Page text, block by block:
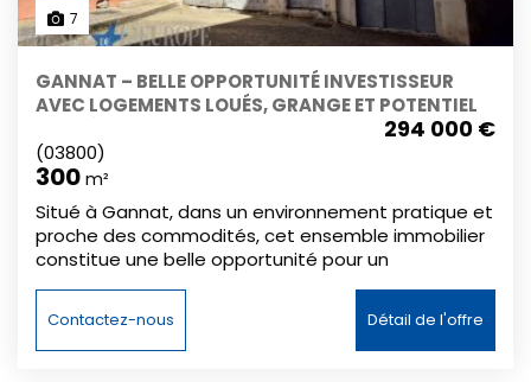
7
GANNAT – BELLE OPPORTUNITÉ INVESTISSEUR
AVEC LOGEMENTS LOUÉS, GRANGE ET POTENTIEL
294 000 €
(03800)
300 m²
Situé à Gannat, dans un environnement pratique et
proche des commodités, cet ensemble immobilier
constitue une belle opportunité pour un
investisseur à la recherche d’un bien de rapport
déjà productif, tout en offrant un potentiel
d’évolution patrimoniale intéressant. L’ensemble se
compose de plusieurs logements indépendants,
Contactez-nous Détail de l'offre